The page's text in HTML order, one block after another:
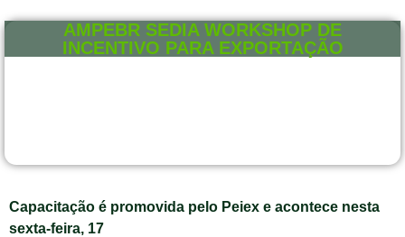
AMPEBR SEDIA WORKSHOP DE
INCENTIVO PARA EXPORTAÇÃO
Capacitação é promovida pelo Peiex e acontece nesta
sexta-feira, 17